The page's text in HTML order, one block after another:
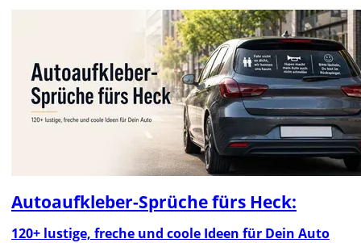
Autoaufkleber-Sprüche fürs Heck:
120+ lustige, freche und coole Ideen für Dein Auto